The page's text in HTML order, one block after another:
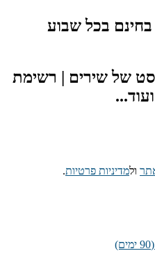
בכל שבוע
של שירים | רשימת
ולמדיניות פרטיות.